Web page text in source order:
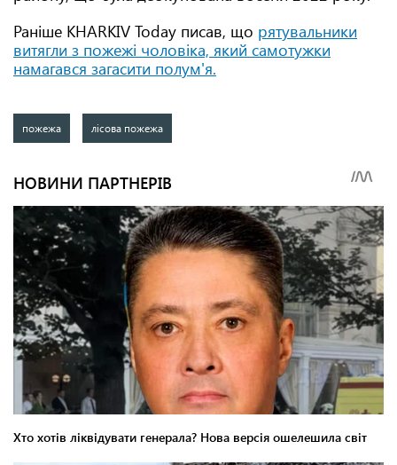
Раніше KHARKIV Today писав, що рятувальники
витягли з пожежі чоловіка, який самотужки
намагався загасити полум'я.
пожежа лісова пожежа